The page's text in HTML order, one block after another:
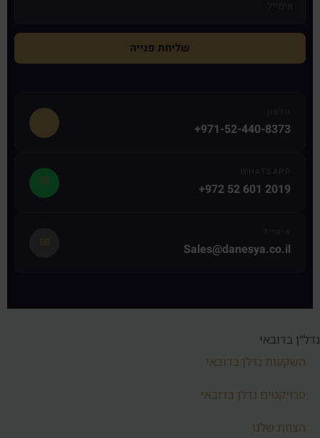
שליחת פנייה
טלפון
+971-52-440-8373
💬
WHATSAPP
+972 52 601 2019
✉
אימייל
Sales@danesya.co.il
נדל"ן בדובאי
השקעות נדלן בדובאי
פרויקטים נדלן בדובאי
הצוות שלנו